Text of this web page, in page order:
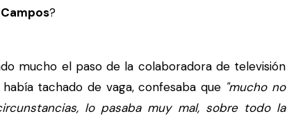
?
mucho el paso de la colaboradora de televisión
tachado de vaga, confesaba que "mucho no
lo pasaba muy mal, sobre todo la